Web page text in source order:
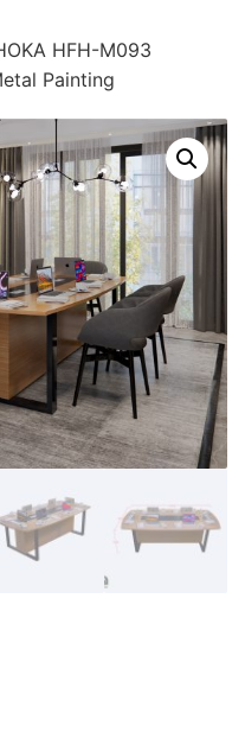
HFH-M093
Painting